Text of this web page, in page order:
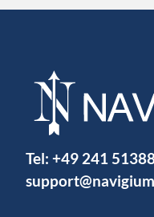
Tel: +49 241